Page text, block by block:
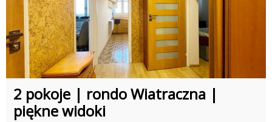
2 pokoje | rondo Wiatraczna |
piękne widoki